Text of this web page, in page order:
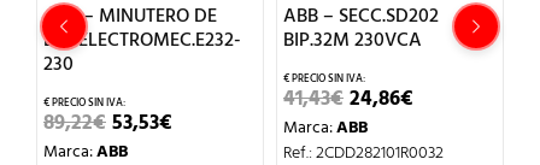
ABB – MINUTERO DE
ESC.ELECTROMEC.E232-
230
89,22€EL
PRECIO
53,53€
Marca:ABB
ABB – SECC.SD202
BIP.32M 230VCA
41,43€EL
PRECIO
ORIGINAL
ERA:
24,86€
ES:
Marca:ABB
Ref.: 2CDD282101R0032